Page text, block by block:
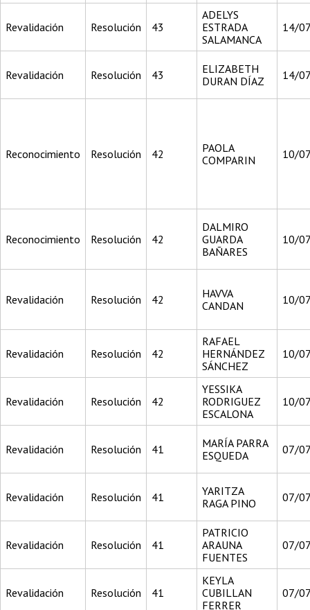
Revalidación Resolución 43
ADELYS
ESTRADA
SALAMANCA
14/
Revalidación Resolución 43
ELIZABETH
DURAN DÍAZ
14/
Reconocimiento Resolución 42
PAOLA
COMPARIN
10/
Reconocimiento Resolución 42
DALMIRO
GUARDA
BAÑARES
10/
Revalidación Resolución 42
HAVVA
CANDAN
10/
Revalidación Resolución 42
RAFAEL
HERNÁNDEZ
SÁNCHEZ
10/
Revalidación Resolución 42
YESSIKA
RODRIGUEZ
ESCALONA
10/
Revalidación Resolución 41
MARÍA PARRA
ESQUEDA
07/
Revalidación Resolución 41
YARITZA
RAGA PINO
07/
Revalidación Resolución 41
PATRICIO
ARAUNA
FUENTES
07/
Revalidación Resolución 41
KEYLA
CUBILLAN
FERRER
07/